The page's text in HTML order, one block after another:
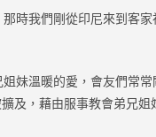
時我們剛從印尼來到客
妹溫暖的愛，會友們常
及，藉由服事教會弟兄